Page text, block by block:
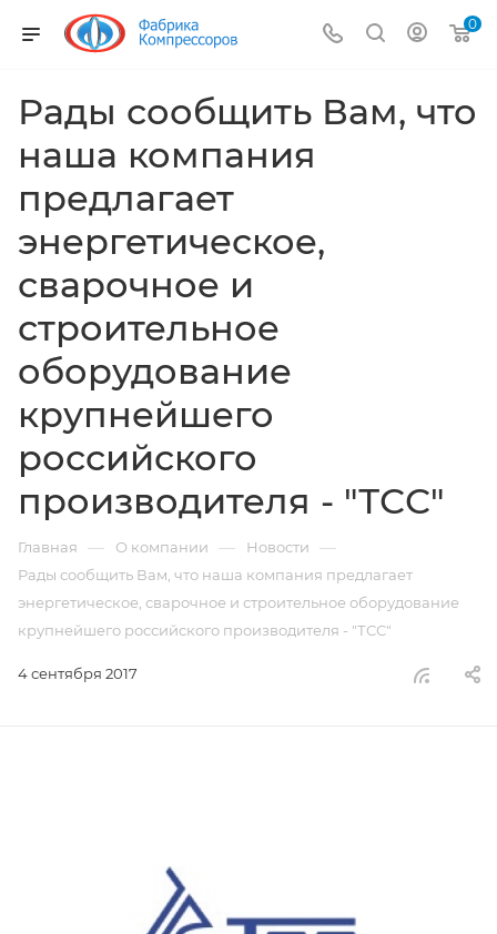
0
Рады сообщить Вам, что
наша компания
предлагает
энергетическое,
сварочное и
строительное
оборудование
крупнейшего
российского
производителя - "ТСС"
Главная — О компании — Новости —
Рады сообщить Вам, что наша компания предлагает
энергетическое, сварочное и строительное оборудование
крупнейшего российского производителя - "ТСС"
4 сентября 2017